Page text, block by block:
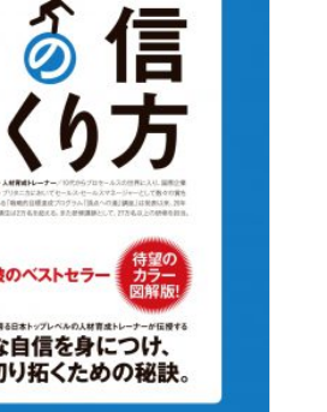
取締役
学財団(IBMF) 主幹
エイジング検定協会(JWA)副理事
会 理事
業家協会代表 理事（事務局長）
ィテック整体協会 理事
の代表を務める。